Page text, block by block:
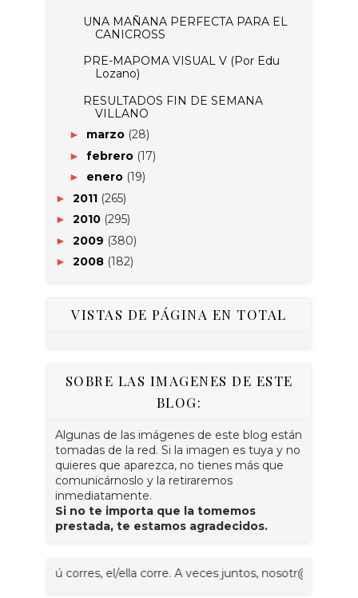
UNA MAÑANA PERFECTA PARA EL
CANICROSS
PRE-MAPOMA VISUAL V (Por Edu
Lozano)
RESULTADOS FIN DE SEMANA
VILLANO
► marzo (28)
► febrero (17)
► enero (19)
► 2011 (265)
► 2010 (295)
► 2009 (380)
► 2008 (182)
VISTAS DE PÁGINA EN TOTAL
SOBRE LAS IMAGENES DE ESTE
BLOG:
Algunas de las imágenes de este blog están
tomadas de la red. Si la imagen es tuya y no
quieres que aparezca, no tienes más que
comunicárnoslo y la retiraremos
inmediatamente.
Si no te importa que la tomemos
prestada, te estamos agradecidos.
tú corres, el/ella corre. A veces juntos, nosotr@s corremos,